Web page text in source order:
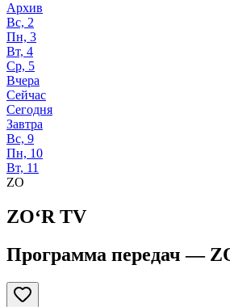
Архив
Вс, 2
Пн, 3
Вт, 4
Ср, 5
Вчера
Сейчас
Сегодня
Завтра
Вс, 9
Пн, 10
Вт, 11
ZO
ZO‘R TV
Программа передач —